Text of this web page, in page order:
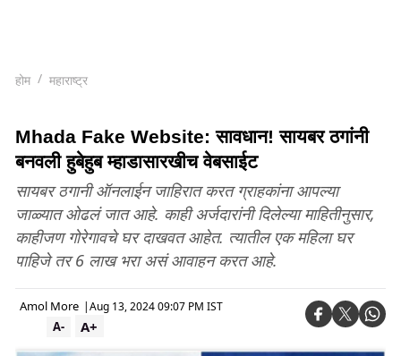
होम महाराष्ट्र
Mhada Fake Website: सावधान! सायबर ठगांनी
बनवली हुबेहुब म्हाडासारखीच वेबसाईट
सायबर ठगानी ऑनलाईन जाहिरात करत ग्राहकांना आपल्या
जाळ्यात ओढलं जात आहे. काही अर्जदारांनी दिलेल्या माहितीनुसार,
काहीजण गोरेगावचे घर दाखवत आहेत. त्यातील एक महिला घर
पाहिजे तर 6 लाख भरा असं आवाहन करत आहे.
Amol More |Aug 13, 2024 09:07 PM IST
A+
A-